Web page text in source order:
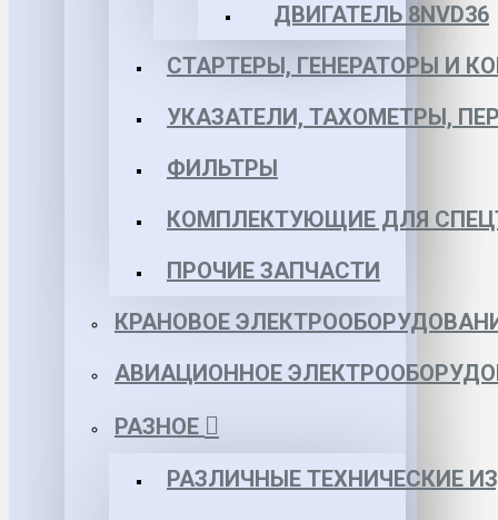
ДВИГАТЕЛЬ 8NVD36
СТАРТЕРЫ, ГЕНЕРАТОРЫ И
УКАЗАТЕЛИ, ТАХОМЕТРЫ,
ФИЛЬТРЫ
КОМПЛЕКТУЮЩИЕ ДЛЯ
ПРОЧИЕ ЗАПЧАСТИ
КРАНОВОЕ
АВИАЦИОННОЕ
РАЗНОЕ
РАЗЛИЧНЫЕ ТЕХНИЧЕСКИЕ